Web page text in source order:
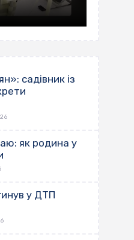
садівник із
як родина у
у ДТП